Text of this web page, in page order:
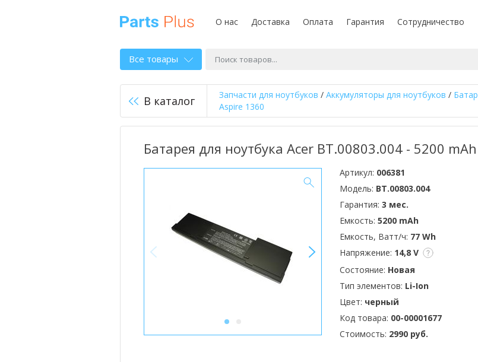
О нас Доставка Оплата Гарантия Сотрудничество
Все товары
В каталог Запчасти для ноутбуков / Аккумуляторы для ноутбуков /
Aspire 1360
Батарея для ноутбука Acer BT.00803.004 - 5200
1
Артикул: 006381
Модель: BT.00803.004
Гарантия: 3 мес.
Емкость: 5200 mAh
Емкость, Ватт/ч: 77 Wh
Напряжение: 14,8 V
Состояние: Новая
Тип элементов: Li-Ion
Цвет: черный
Код товара: 00-00001677
Стоимость: 2990 руб.